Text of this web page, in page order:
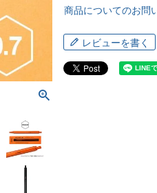
商品についてのお問
レビューを書く